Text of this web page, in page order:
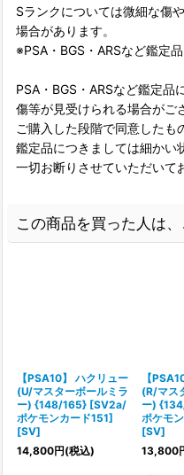
Sランクについては微細な傷
場合があります。
※PSA・BGS・ARSなど鑑定品
PSA・BGS・ARSなど鑑定品
傷等が見受けられる場合がご
ご購入した段階で同意したも
鑑定品につきましては細かい
一切お断りさせていただいて
この商品を買った人は
【PSA10】 ハクリュー
(U/マスターボールミラ
ー) {148/165} [SV2a/
ポケモンカード151]
[SV]
14,800円(税込)
【
(R/マス
ー)
ポケモ
[SV]
13,800